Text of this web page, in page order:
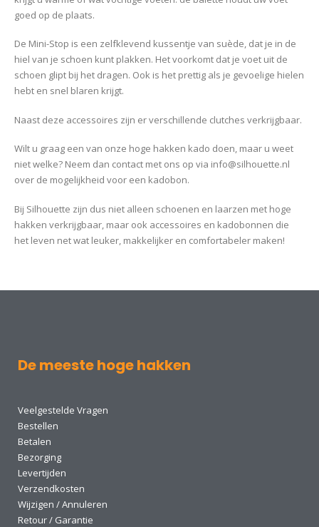
goed op de plaats.
De Mini-Stop is een zelfklevend kussentje van suède, dat je in de
hiel van je schoen kunt plakken. Het voorkomt dat je voet uit de
schoen glipt bij het dragen. Ook is het prettig als je gevoelige hielen
hebt en snel blaren krijgt.
Naast deze accessoires zijn er verschillende clutches verkrijgbaar.
Wilt u graag een van onze hoge hakken kado doen, maar u weet
niet welke? Neem dan contact met ons op via info@silhouette.nl
over de mogelijkheid voor een kadobon.
Bij Silhouette zijn dus niet alleen schoenen en laarzen met hoge
hakken verkrijgbaar, maar ook accessoires en kadobonnen die
het leven net wat leuker, makkelijker en comfortabeler maken!
De meeste hoge hakken
Veelgestelde Vragen
Bestellen
Betalen
Bezorging
Levertijden
Verzendkosten
Wijzigen / Annuleren
Retour / Garantie